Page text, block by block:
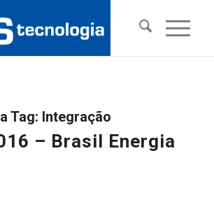
Tag: Integração
– Brasil Energia